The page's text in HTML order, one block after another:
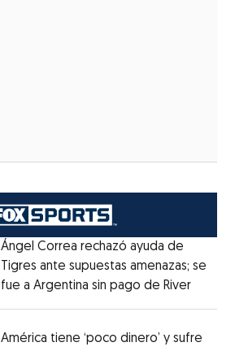
Ángel Correa rechazó ayuda de
Tigres ante supuestas amenazas; se
fue a Argentina sin pago de RiverOpens
América tiene ‘poco dinero’ y sufre